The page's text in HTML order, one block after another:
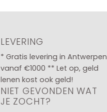
LEVERING
* Gratis levering in Antwerpen
vanaf €1000 ** Let op, geld
lenen kost ook geld!
NIET GEVONDEN WAT
JE ZOCHT?